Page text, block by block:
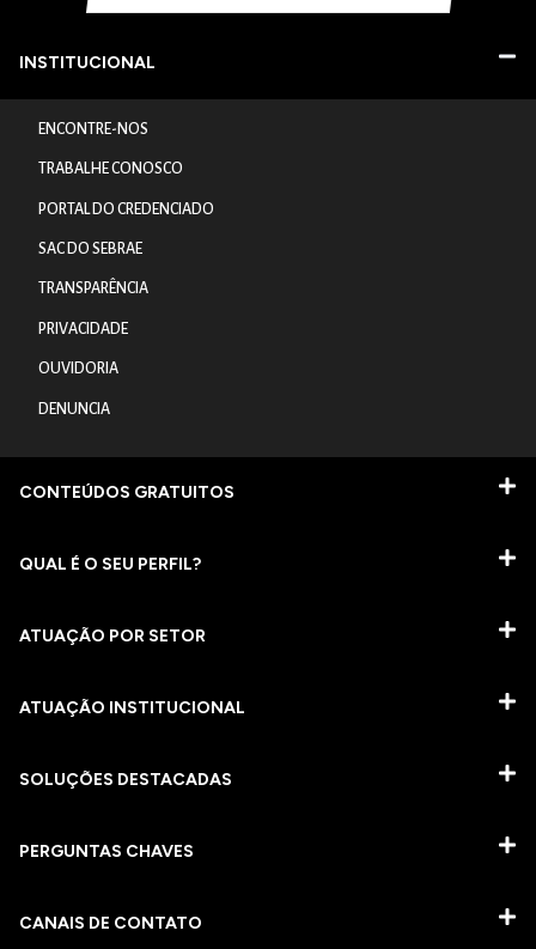
INSTITUCIONAL
ENCONTRE-NOS
TRABALHE CONOSCO
PORTAL DO CREDENCIADO
SAC DO SEBRAE
TRANSPARÊNCIA
PRIVACIDADE
OUVIDORIA
DENUNCIA
CONTEÚDOS GRATUITOS
QUAL É O SEU PERFIL?
ATUAÇÃO POR SETOR
ATUAÇÃO INSTITUCIONAL
SOLUÇÕES DESTACADAS
PERGUNTAS CHAVES​
CANAIS DE CONTATO